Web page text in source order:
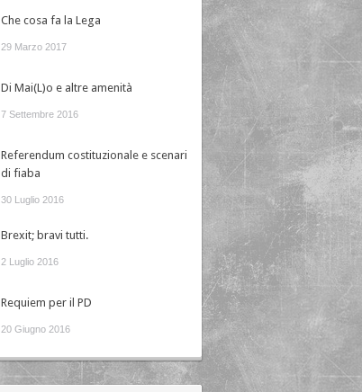
Che cosa fa la Lega
29 Marzo 2017
Di Mai(L)o e altre amenità
7 Settembre 2016
Referendum costituzionale e scenari
di fiaba
30 Luglio 2016
Brexit; bravi tutti.
2 Luglio 2016
Requiem per il PD
20 Giugno 2016